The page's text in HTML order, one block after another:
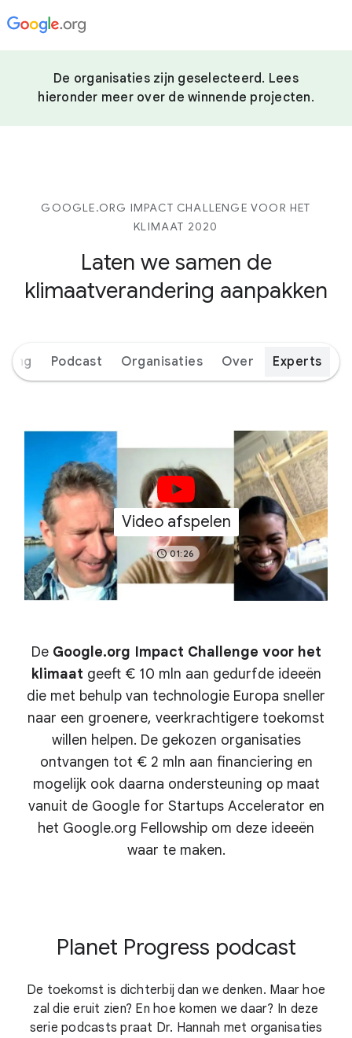
De organisaties zijn geselecteerd. Lees
hieronder meer over de winnende projecten.
GOOGLE.ORG IMPACT CHALLENGE VOOR HET
KLIMAAT 2020
Laten we samen de
klimaatverandering aanpakken
Podcast Organisaties Over Experts
Video afspelen
01:26
De Google.org Impact Challenge voor het
klimaat geeft € 10 mln aan gedurfde ideeën
die met behulp van technologie Europa sneller
naar een groenere, veerkrachtigere toekomst
willen helpen. De gekozen organisaties
ontvangen tot € 2 mln aan financiering en
mogelijk ook daarna ondersteuning op maat
vanuit de Google for Startups Accelerator en
het Google.org Fellowship om deze ideeën
waar te maken.
Planet Progress podcast
De toekomst is dichterbij dan we denken. Maar hoe
zal die eruit zien? En hoe komen we daar? In deze
serie podcasts praat Dr. Hannah met organisaties